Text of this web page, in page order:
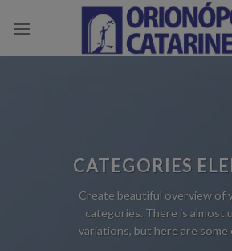
CATEGORIES
Create beautiful overview of
categories. There is almost
variations, but here are some